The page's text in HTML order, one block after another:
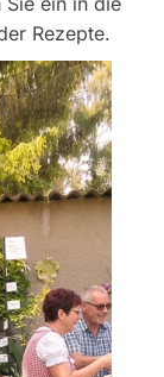
Rezepte.